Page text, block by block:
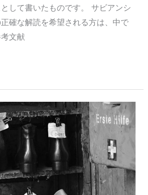
して書いたものです。 サビアンシ
確な解読を希望される方は、中で
文献